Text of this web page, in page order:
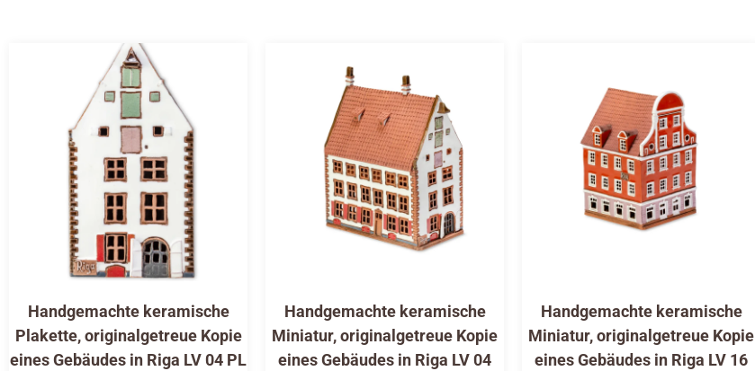
Handgemachte keramische
Plakette, originalgetreue Kopie
eines Gebäudes in Riga LV 04 PL
Handgemachte keramische
Miniatur, originalgetreue Kopie
eines Gebäudes in Riga LV 04
Handgemachte keramische
Miniatur, originalgetreue Kopie
eines Gebäudes in Riga LV 16